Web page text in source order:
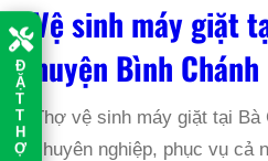
Đ
Ặ
T
T
H
Ợ
Vệ sinh máy giặt
huyện Bình Chánh
Thợ vệ sinh máy giặt tại
chuyên nghiệp, phục vụ